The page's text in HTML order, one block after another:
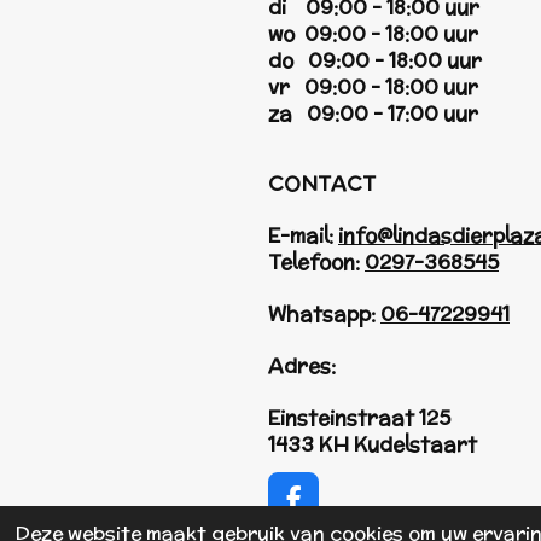
Deze website maakt gebruik van cookies om uw
di 09:00 - 18:00 uur
wo 09:00 - 18:00 uur
do 09:00 - 18:00 uur
vr 09:00 - 18:00 uur
za 09:00 - 17:00 uur
CONTACT
E-mail:
Telefoon: 0297-368545
Whatsapp: 06-47229941
Adres:
Einsteinstraat 125
1433 KH Kudelstaart
F
a
© 2017 - 2026 Linda's Dierplaza